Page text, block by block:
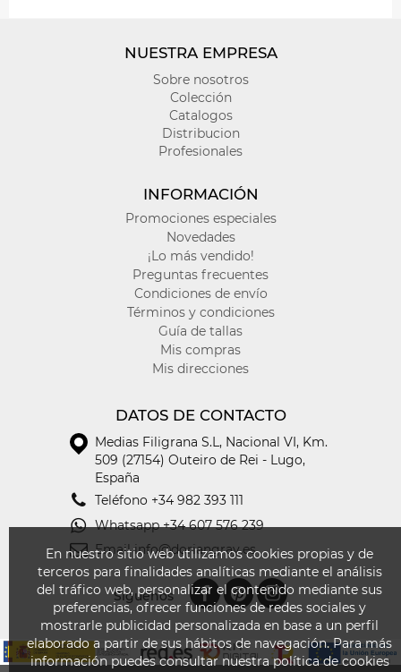
En nuestro sitio web utilizamos cookies propias y de
terceros para finalidades analíticas mediante el análisis
del tráfico web, personalizar el contenido mediante sus
preferencias, ofrecer funciones de redes sociales y
mostrarle publicidad personalizada en base a un perfil
elaborado a partir de sus hábitos de navegación. Para más
información puedes consultar nuestra política de cookies
NUESTRA EMPRESA
Sobre nosotros
Colección
Catalogos
Distribucion
Profesionales
INFORMACIÓN
Promociones especiales
Novedades
¡Lo más vendido!
Preguntas frecuentes
Condiciones de envío
Términos y condiciones
Guía de tallas
Mis compras
Mis direcciones
DATOS DE CONTACTO
Medias Filigrana S.L, Nacional VI, Km.
509 (27154) Outeiro de Rei - Lugo,
España
Teléfono +34 982 393 111
Whatsapp +34 607 576 239
Email info@doriangray.es
Síguenos